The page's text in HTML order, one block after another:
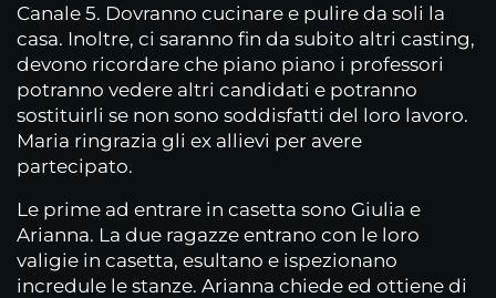
Canale 5. Dovranno cucinare e pulire da soli la
casa. Inoltre, ci saranno fin da subito altri casting,
devono ricordare che piano piano i professori
potranno vedere altri candidati e potranno
sostituirli se non sono soddisfatti del loro lavoro.
Maria ringrazia gli ex allievi per avere
partecipato.
Le prime ad entrare in casetta sono Giulia e
Arianna. La due ragazze entrano con le loro
valigie in casetta, esultano e ispezionano
incredule le stanze. Arianna chiede ed ottiene di